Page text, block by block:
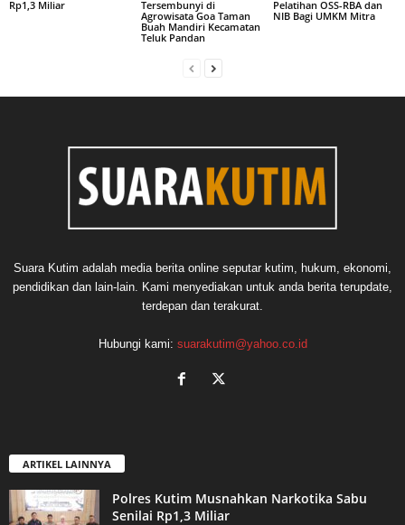
Rp1,3 Miliar
Tersembunyi di
Agrowisata Goa Taman
Buah Mandiri Kecamatan
Teluk Pandan
Pelatihan OSS-RBA dan
NIB Bagi UMKM Mitra
Suara Kutim adalah media berita online seputar kutim, hukum, ekonomi,
pendidikan dan lain-lain. Kami menyediakan untuk anda berita terupdate,
terdepan dan terakurat.
Hubungi kami: suarakutim@yahoo.co.id
ARTIKEL LAINNYA
Polres Kutim Musnahkan Narkotika Sabu
Senilai Rp1,3 Miliar